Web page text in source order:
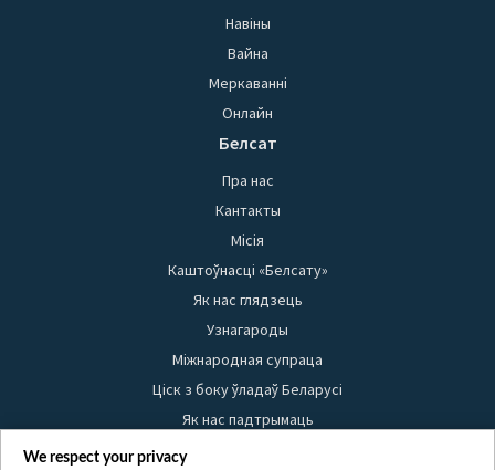
Навіны
Вайна
Меркаванні
Онлайн
Белсат
Пра нас
Кантакты
Місія
Каштоўнасці «Белсату»
Як нас глядзець
Узнагароды
Міжнародная супраца
Ціск з боку ўладаў Беларусі
Як нас падтрымаць
Правілы выкарыстання матэрыялаў
We respect your privacy